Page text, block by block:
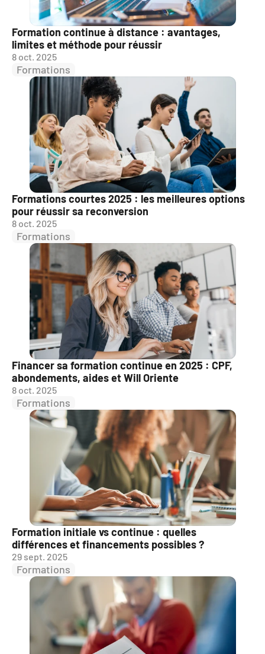
Formation continue à distance : avantages,
limites et méthode pour réussir
8 oct. 2025
Formations
Formations courtes 2025 : les meilleures options
pour réussir sa reconversion
8 oct. 2025
Formations
Financer sa formation continue en 2025 : CPF,
abondements, aides et Will Oriente
8 oct. 2025
Formations
Formation initiale vs continue : quelles
différences et financements possibles ?
29 sept. 2025
Formations